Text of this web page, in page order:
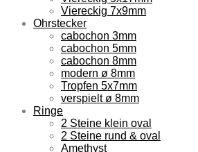
Viereckig 7x9mm
Ohrstecker
cabochon 3mm
cabochon 5mm
cabochon 8mm
modern ø 8mm
Tropfen 5x7mm
verspielt ø 8mm
Ringe
2 Steine klein oval
2 Steine rund & oval
Amethyst